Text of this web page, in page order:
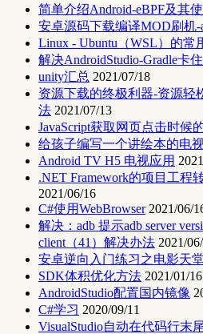
简单介绍Android-eBPF及其
安卓源码下载编译MOD刷机-
Linux - Ubuntu（WSL）的常
解决AndroidStudio-Gradle卡
unity汇总 2021/07/18
资源下载的终极利器-资源轻
法 2021/07/13
JavaScript获取网页点击时候
给孩子编写一个讲绘本的电
Android TV H5 电视应用
.NET Framework的项目工程
2021/06/16
C#使用WebBrowser 2021/06/
解决：adb 提示adb server
client（41）解决办法 2021/
安卓逆向入门练习之电影天
SDK体积优化方法 2021/01/16
AndroidStudio配置国内镜像
C#学习 2020/09/11
VisualStudio自动在代码行末